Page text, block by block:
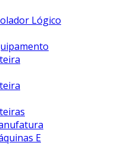
Lógico
E